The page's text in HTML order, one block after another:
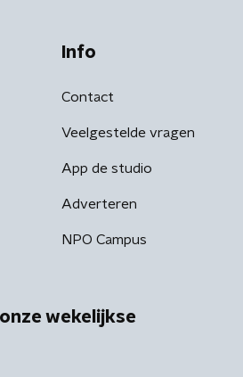
Info
Contact
Veelgestelde vragen
App de studio
Adverteren
NPO Campus
wekelijkse